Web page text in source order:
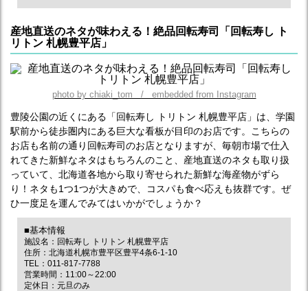
産地直送のネタが味わえる！絶品回転寿司「回転寿し ト
リトン 札幌豊平店」
photo by chiaki_tom / embedded from Instagram
豊陵公園の近くにある「回転寿し トリトン 札幌豊平店」は、学園
駅前から徒歩圏内にある巨大な看板が目印のお店です。こちらの
お店も名前の通り回転寿司のお店となりますが、毎朝市場で仕入
れてきた新鮮なネタはもちろんのこと、産地直送のネタも取り扱
っていて、北海道各地から取り寄せられた新鮮な海産物がずら
り！ネタも1つ1つが大きめで、コスパも食べ応えも抜群です。ぜ
ひ一度足を運んでみてはいかがでしょうか？
■基本情報
施設名：回転寿し トリトン 札幌豊平店
住所：北海道札幌市豊平区豊平4条6-1-10
TEL：011-817-7788
営業時間：11:00～22:00
定休日：元旦のみ